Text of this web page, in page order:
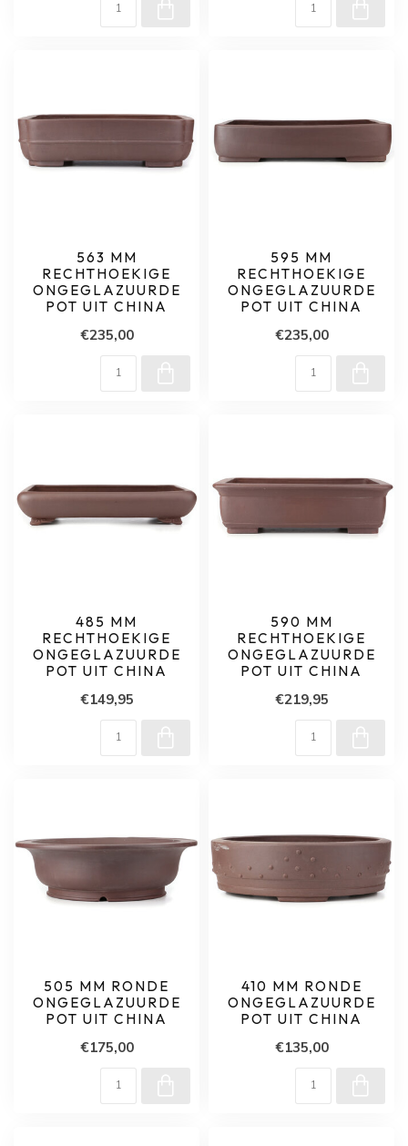
563 MM
RECHTHOEKIGE
ONGEGLAZUURDE
POT UIT CHINA
€235,00
595 MM
RECHTHOEKIGE
ONGEGLAZUURDE
POT UIT CHINA
€235,00
485 MM
RECHTHOEKIGE
ONGEGLAZUURDE
POT UIT CHINA
€149,95
590 MM
RECHTHOEKIGE
ONGEGLAZUURDE
POT UIT CHINA
€219,95
505 MM RONDE
ONGEGLAZUURDE
POT UIT CHINA
€175,00
410 MM RONDE
ONGEGLAZUURDE
POT UIT CHINA
€135,00